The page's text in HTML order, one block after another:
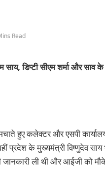
Read
डिप्टी सीएम शर्मा और साव
हुए कलेक्टर और एसपी
प्रदेश के मुख्यमंत्री विष्णुदेव
जानकारी ली थी और आईजी को